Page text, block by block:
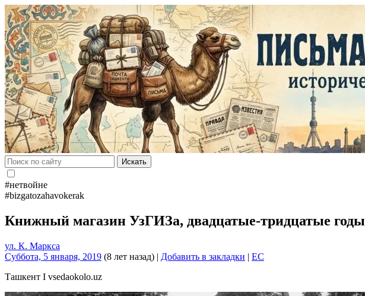
Искать
#нетвойне
#bizgatozahavokerak
Книжный магазин УзГИЗа, двадцатые-тридцатые годы
ул. К. Маркса
Суббота, 5 января, 2019 (8 лет назад) | Добавить в закладки | EC
Ташкент I vsedaokolo.uz